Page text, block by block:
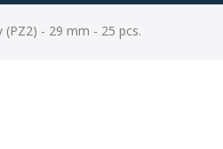
(PZ2) - 29 mm - 25 pcs.